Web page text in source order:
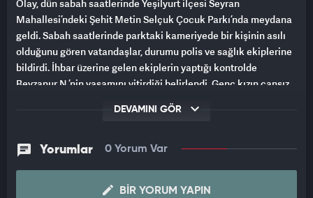
Olay, dün sabah saatlerinde Yeşilyurt ilçesi Seyran
Mahallesi’ndeki Şehit Metin Selçuk Çocuk Parkı’nda meydana
geldi. Sabah saatlerinde parktaki kameriyede bir kişinin asılı
olduğunu gören vatandaşlar, durumu polis ve sağlık ekiplerine
bildirdi. İhbar üzerine gelen ekiplerin yaptığı kontrolde
Beyzanur N.’nin yaşamını yitirdiği belirlendi. Genç kızın cansız
Mezarlığı'nda toprağa verildi.
Olayla ilgili soruşturma sürüyor
DEVAMINI GÖR
Yorumlar 0 Yorum Var
BIR YORUM YAPIN